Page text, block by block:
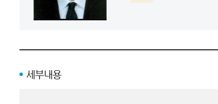
세부내용